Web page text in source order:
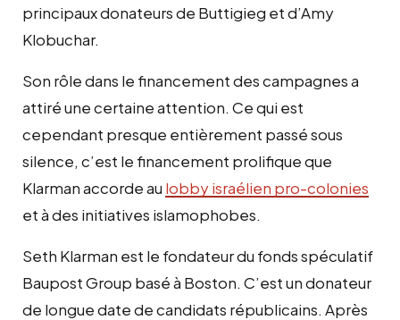
principaux donateurs de Buttigieg et d’Amy
Klobuchar.
Son rôle dans le financement des campagnes a
attiré une certaine attention. Ce qui est
cependant presque entièrement passé sous
silence, c’est le financement prolifique que
Klarman accorde au lobby israélien pro-colonies
et à des initiatives islamophobes.
Seth Klarman est le fondateur du fonds spéculatif
Baupost Group basé à Boston. C’est un donateur
de longue date de candidats républicains. Après